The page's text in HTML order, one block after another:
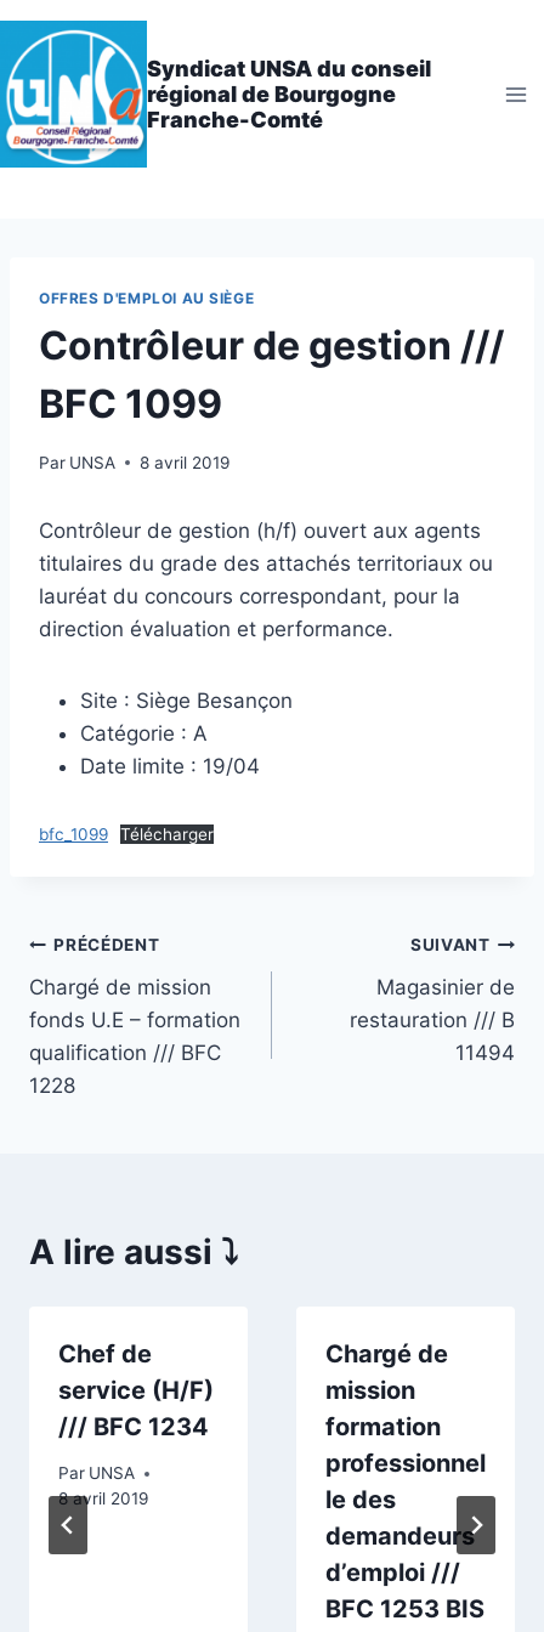
Aller
au
contenu
Syndicat UNSA du conseil
régional de Bourgogne
Franche-Comté
OFFRES D'EMPLOI AU SIÈGE
Contrôleur de gestion ///
BFC 1099
Par UNSA 8 avril 2019
Contrôleur de gestion (h/f) ouvert aux agents
titulaires du grade des attachés territoriaux ou
lauréat du concours correspondant, pour la
direction évaluation et performance.
Site : Siège Besançon
Catégorie : A
Date limite : 19/04
bfc_1099 Télécharger
Navigation
de
l’article
PRÉCÉDENT
Chargé de mission
fonds U.E – formation
qualification /// BFC
1228
SUIVANT
Magasinier de
restauration /// B
11494
A lire aussi ⤵️
Chef de
service (H/F)
/// BFC 1234
Par UNSA
8 avril 2019
Chargé de
mission
formation
professionnel
le des
demandeurs
d’emploi ///
BFC 1253 BIS